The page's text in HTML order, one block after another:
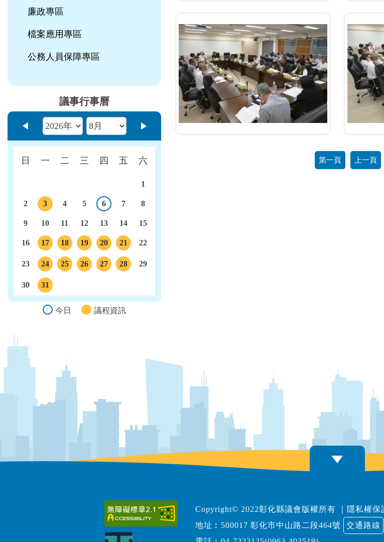
廉政專區
檔案應用專區
公務人員保障專區
議事行事曆
上個月
日 一 二 三 四 五 六
1
2
3
4 5
6
7 8
9 10 11 12 13 14 15
16
17
議程
18
議程
19
議程
20
議程
21
議程
22
23
24
議程
25
26
27
28
29
30
31
今日
議程資訊
第一頁 上一頁
Copyright© 2022彰化縣議會版權所有 隱私權保
地址︰500017 彰化市中山路二段464號
交通路線